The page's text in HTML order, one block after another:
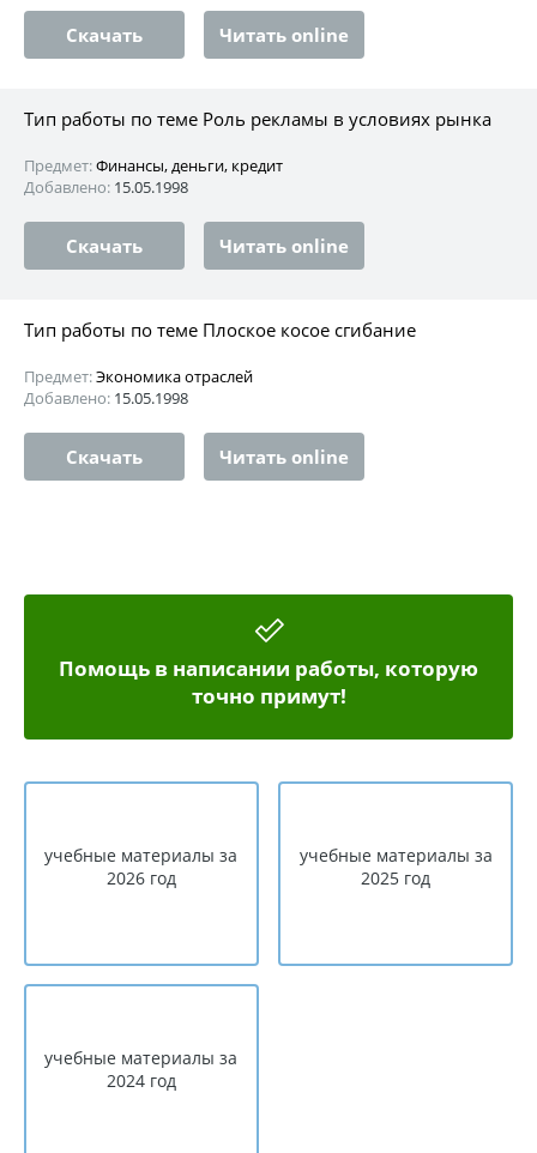
Скачать Читать online
Тип работы по теме Роль рекламы в условиях рынка
Предмет:Финансы, деньги, кредит
Добавлено: 15.05.1998
Скачать Читать online
Тип работы по теме Плоское косое сгибание
Предмет:Экономика отраслей
Добавлено: 15.05.1998
Скачать Читать online
Помощь в написании работы, которую
точно примут!
учебные материалы за
2026 год
учебные материалы за
2025 год
учебные материалы за
2024 год